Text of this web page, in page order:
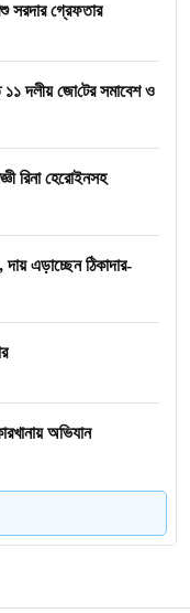
সরদার গ্রেফতার
দলীয় জো‌টের সমাবেশ ও
রিনা হেরোইনসহ
এড়াচ্ছেন ঠিকাদার-
অভিযান
যোগদান